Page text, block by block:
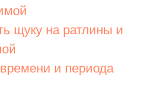
щуку на ратлины и
и периода